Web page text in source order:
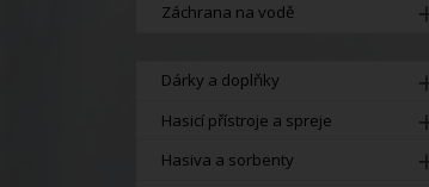
Záchrana na vodě
Dárky a doplňky
Hasicí přístroje a spreje
Hasiva a sorbenty